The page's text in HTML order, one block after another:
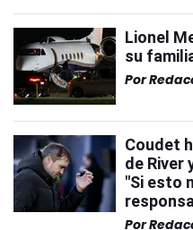
Lionel
su
Por
Coudet
de River
"Si esto
Por